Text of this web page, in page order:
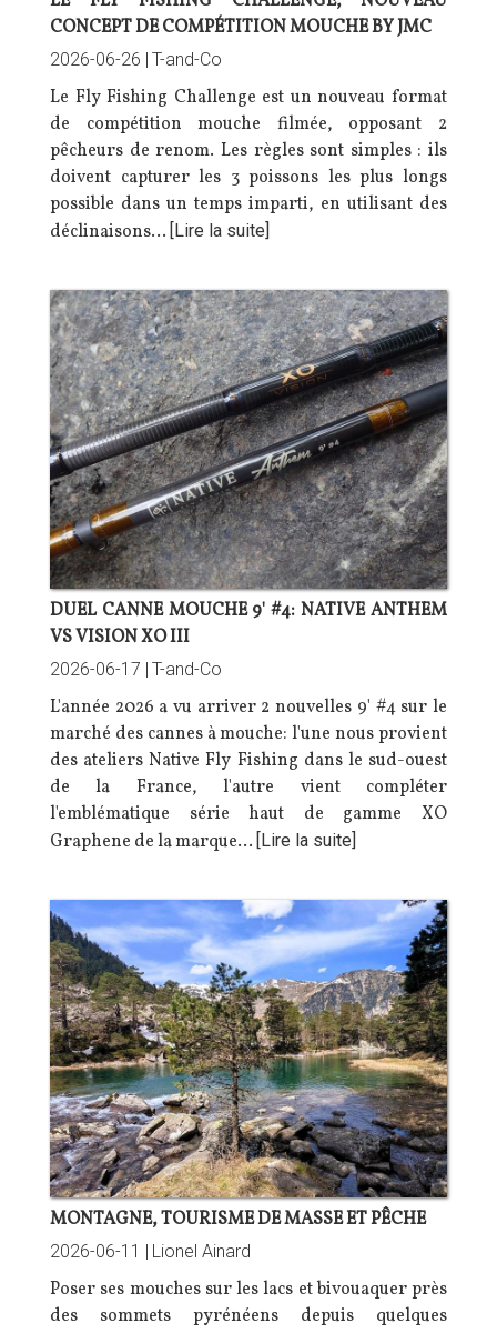
CONCEPT DE COMPÉTITION MOUCHE BY JMC
2026-06-26 | T-and-Co
Le Fly Fishing Challenge est un nouveau format
de compétition mouche filmée, opposant 2
pêcheurs de renom. Les règles sont simples : ils
doivent capturer les 3 poissons les plus longs
possible dans un temps imparti, en utilisant des
déclinaisons… [Lire la suite]
DUEL CANNE MOUCHE 9' #4: NATIVE ANTHEM
VS VISION XO III
2026-06-17 | T-and-Co
L'année 2026 a vu arriver 2 nouvelles 9' #4 sur le
marché des cannes à mouche: l'une nous provient
des ateliers Native Fly Fishing dans le sud-ouest
de la France, l'autre vient compléter
l'emblématique série haut de gamme XO
Graphene de la marque… [Lire la suite]
MONTAGNE, TOURISME DE MASSE ET PÊCHE
2026-06-11 | Lionel Ainard
Poser ses mouches sur les lacs et bivouaquer près
des sommets pyrénéens depuis quelques